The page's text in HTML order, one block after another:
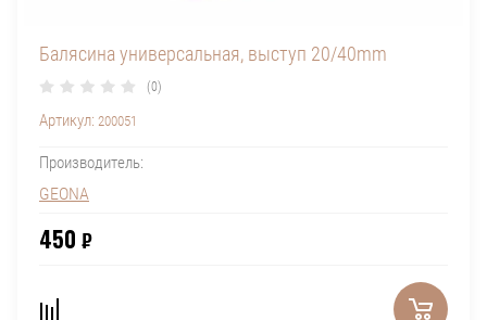
Балясина универсальная, выступ 20/40mm
(0)
Артикул: 200051
Производитель:
GEONA
450 ₽